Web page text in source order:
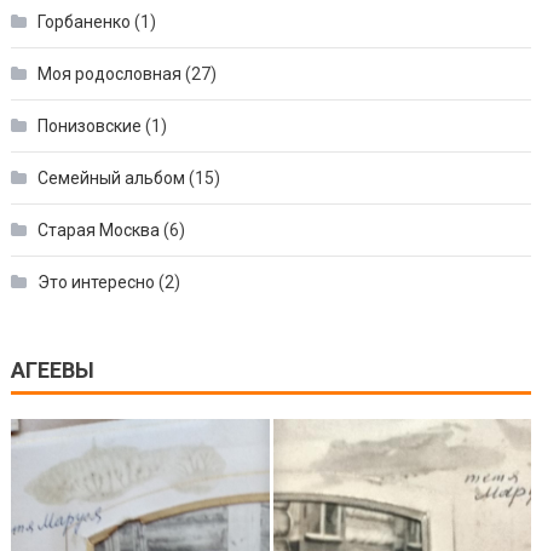
Горбаненко (1)
Моя родословная (27)
Понизовские (1)
Семейный альбом (15)
Старая Москва (6)
Это интересно (2)
АГЕЕВЫ